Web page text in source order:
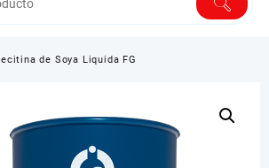
de Soya Liquida FG